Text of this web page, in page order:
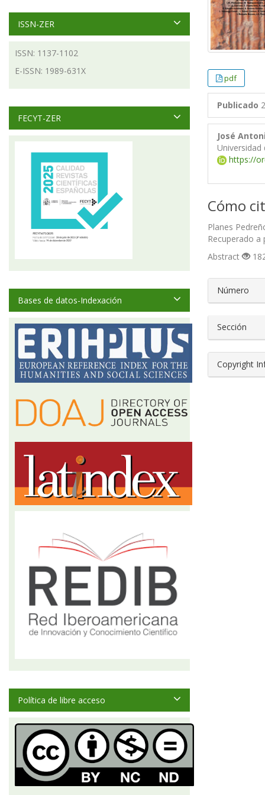
pdf
Publicado
José
Universidad
https://
Cómo
Planes
Recuperado
Abstract
Número
Sección
Copyright
ISSN-ZER
ISSN: 1137-1102
E-ISSN: 1989-631X
FECYT-ZER
Bases de datos-Indexación
Política de libre acceso